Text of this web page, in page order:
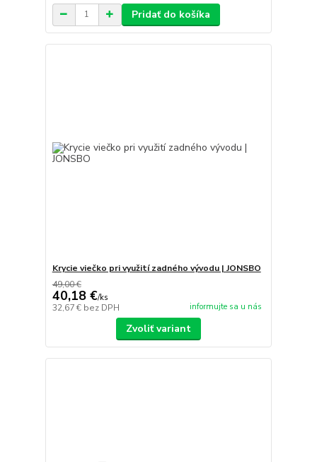
Pridať do košíka
Krycie viečko pri využití zadného vývodu | JONSBO
49,00 €
40,18 €/ks
32,67 € bez DPH informujte sa u nás
Zvoliť variant